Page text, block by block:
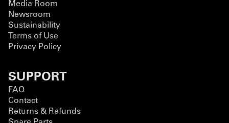
Media Room
Newsroom
Sustainability
Terms of Use
Privacy Policy
SUPPORT
FAQ
Contact
Returns & Refunds